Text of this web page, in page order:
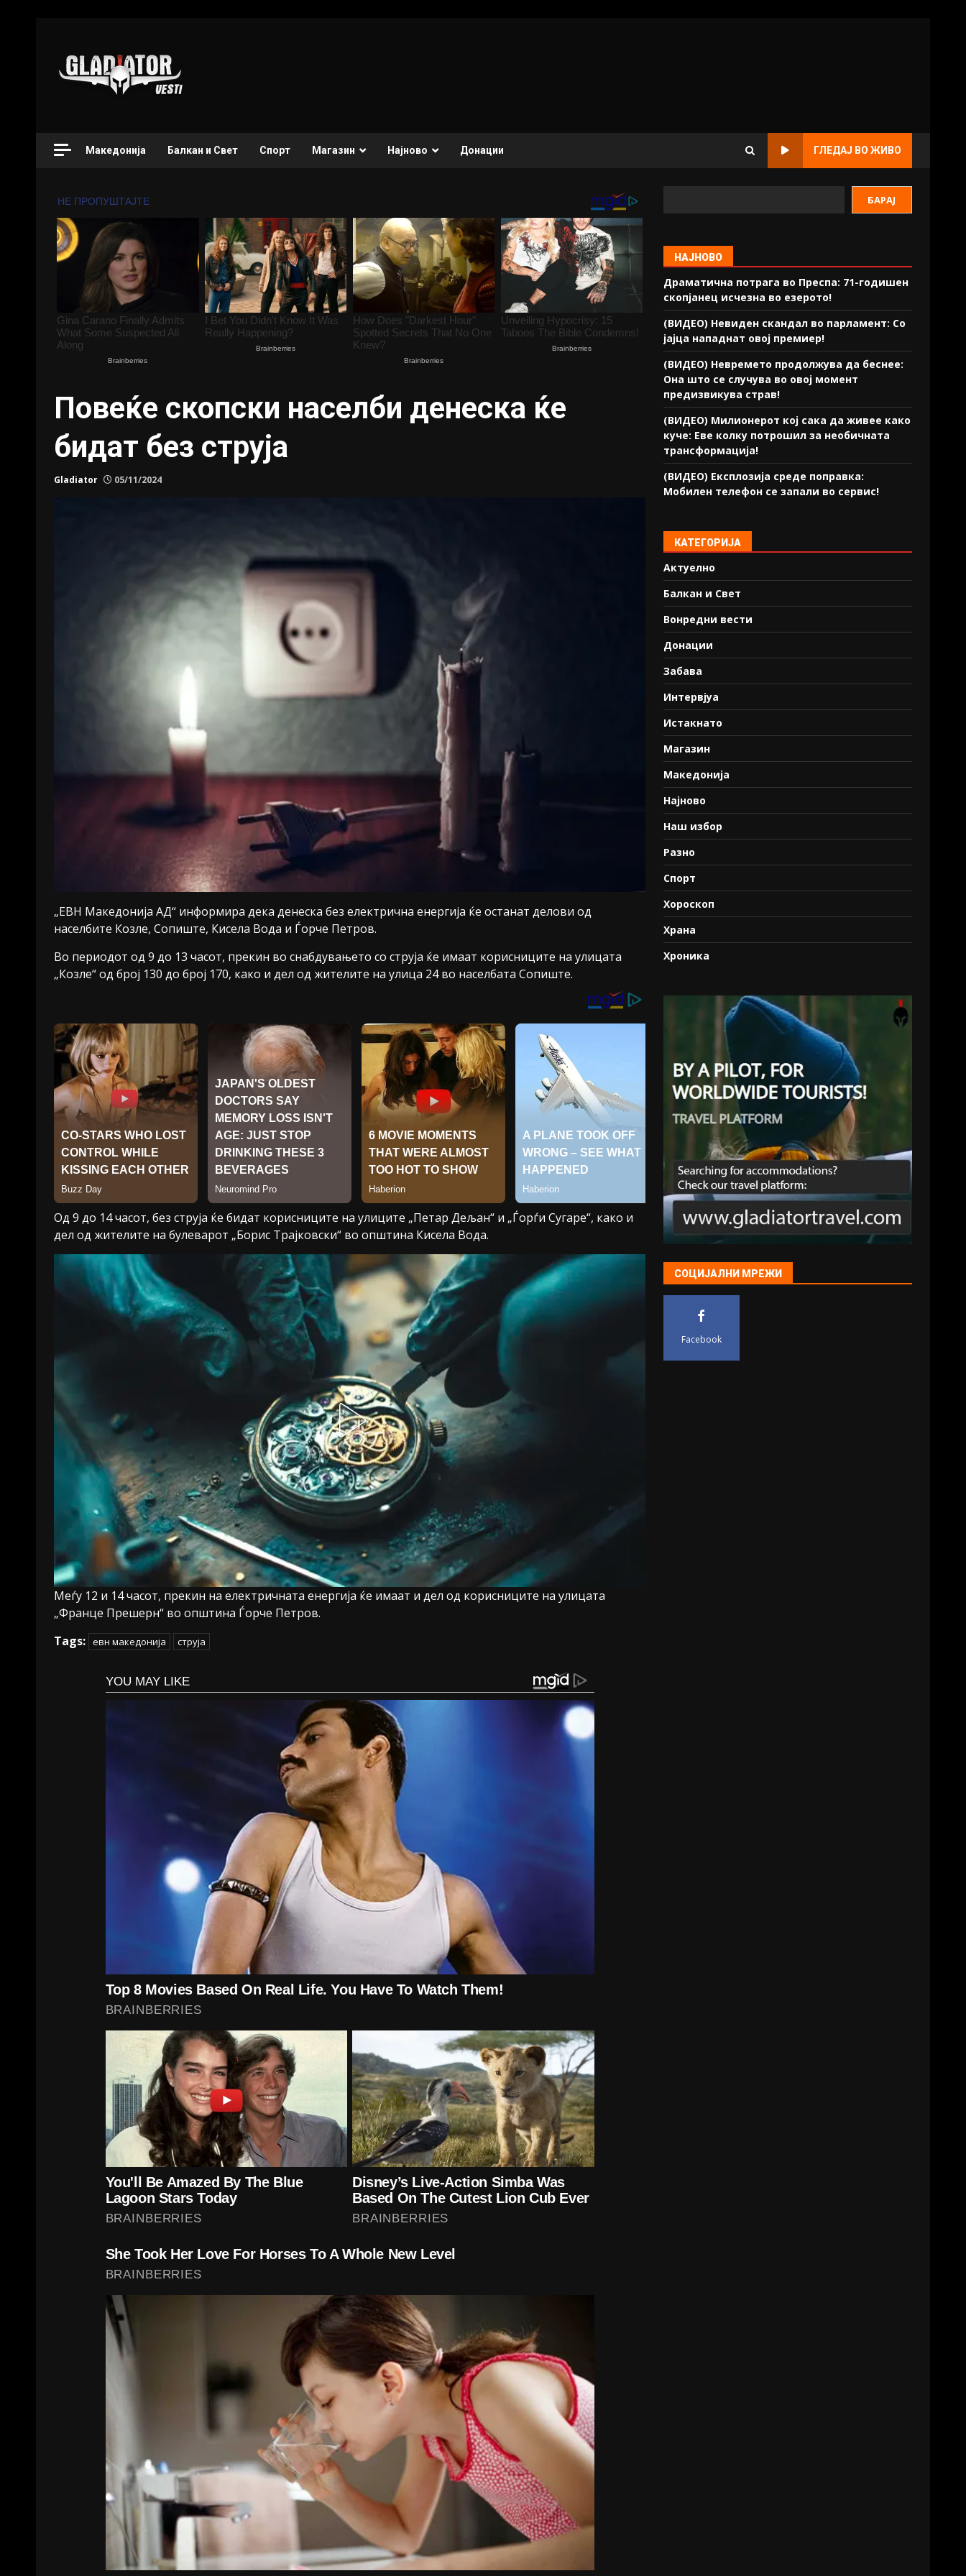
Македонија Балкан и Свет Спорт Магазин Најново Донации ГЛЕДАЈ ВО ЖИВО
Повеќе скопски населби денеска ќе
бидат без струја
Gladiator 05/11/2024
„ЕВН Македонија АД“ информира дека денеска без електрична енергија ќе останат делови од
населбите Козле, Сопиште, Кисела Вода и Ѓорче Петров.
Во периодот од 9 до 13 часот, прекин во снабдувањето со струја ќе имаат корисниците на улицата
„Козле“ од број 130 до број 170, како и дел од жителите на улица 24 во населбата Сопиште.
Од 9 до 14 часот, без струја ќе бидат корисниците на улиците „Петар Дељан“ и „Ѓорѓи Сугаре“, како и
дел од жителите на булеварот „Борис Трајковски“ во општина Кисела Вода.
Меѓу 12 и 14 часот, прекин на електричната енергија ќе имаат и дел од корисниците на улицата
„Франце Прешерн“ во општина Ѓорче Петров.
Tags: евн македонија струја
БАРАЈ
НАЈНОВО
Драматична потрага во Преспа: 71-годишен
скопјанец исчезна во езерото!
(ВИДЕО) Невиден скандал во парламент: Со
јајца нападнат овој премиер!
(ВИДЕО) Невремето продолжува да беснее:
Она што се случува во овој момент
предизвикува страв!
(ВИДЕО) Милионерот кој сака да живее како
куче: Еве колку потрошил за необичната
трансформација!
(ВИДЕО) Експлозија среде поправка:
Мобилен телефон се запали во сервис!
КАТЕГОРИЈА
Актуелно
Балкан и Свет
Вонредни вести
Донации
Забава
Интервјуа
Истакнато
Магазин
Македонија
Најново
Наш избор
Разно
Спорт
Хороскоп
Храна
Хроника
СОЦИЈАЛНИ МРЕЖИ
Facebook